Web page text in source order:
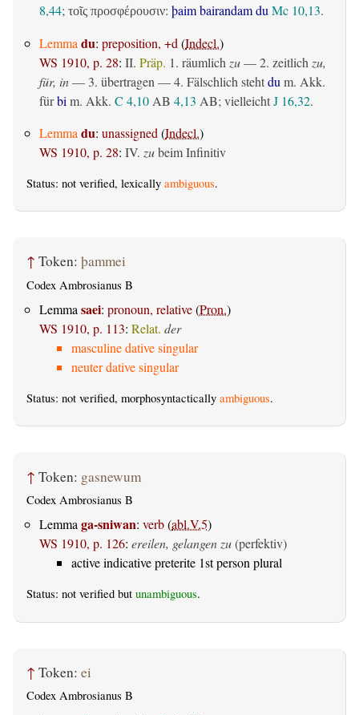
8,44; τοῖς προσφέρουσιν: þaim bairandam du Mc 10,13.
Lemma du: preposition, +d (Indecl.)
WS 1910, p. 28: II. Präp. 1. räumlich zu— 2. zeitlich zu,
für, in— 3. übertragen — 4. Fälschlich stehtdu m. Akk.
fürbi m. Akk. C 4,10 AB 4,13 AB; vielleichtJ 16,32.
Lemma du: unassigned (Indecl.)
WS 1910, p. 28: IV. zubeim Infinitiv
Status: not verified, lexically ambiguous.
↑ Token: þammei
Codex Ambrosianus B
Lemma saei: pronoun, relative(Pron.)
WS 1910, p. 113: Relat. der
masculine dative singular
neuter dative singular
Status: not verified, morphosyntactically ambiguous.
↑ Token: gasnewum
Codex Ambrosianus B
Lemmaga-sniwan: verb(abl.V.5)
WS 1910, p. 126: ereilen, gelangen zu(perfektiv)
active indicative preterite 1st person plural
Status: not verified but unambiguous.
↑ Token: ei
Codex Ambrosianus B